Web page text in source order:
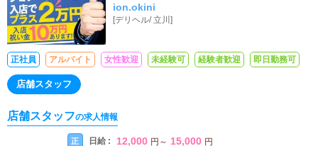
ion.okini
[デリヘル/ 立川]
正社員 アルバイト 女性歓迎 未経験可 経験者歓迎 即日勤務可
店舗スタッフ
店舗スタッフの求人情報
正 日給 : 12,000 円 ～ 15,000 円